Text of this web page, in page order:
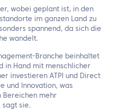
wobei geplant ist, in den
im ganzen Land zu
spannend, da sich die
wandelt.
Branche beinhaltet
in Hand mit menschlicher
investieren ATPI und Direct
und Innovation, was
Bereichen mehr
sagt sie.